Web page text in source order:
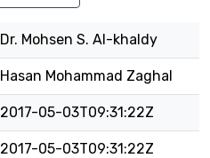
Dr. Mohsen S. Al-khaldy
Hasan Mohammad Zaghal
2017-05-03T09:31:22Z
2017-05-03T09:31:22Z